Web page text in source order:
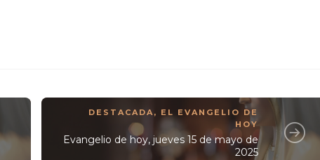
DESTACADA, EL EVANGELIO DE
HOY
Evangelio de hoy, jueves 15 de mayo de
2025